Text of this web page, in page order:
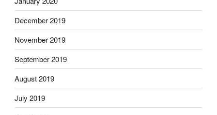
December 2019
November 2019
September 2019
August 2019
July 2019